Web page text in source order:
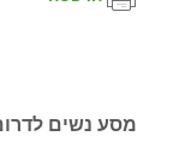
מסע נשים